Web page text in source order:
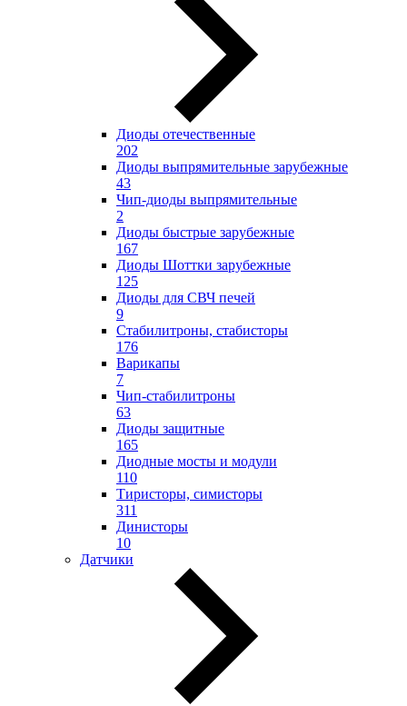
Диоды отечественные
202
Диоды выпрямительные зарубежные
43
Чип-диоды выпрямительные
2
Диоды быстрые зарубежные
167
Диоды Шоттки зарубежные
125
Диоды для СВЧ печей
9
Стабилитроны, стабисторы
176
Варикапы
7
Чип-стабилитроны
63
Диоды защитные
165
Диодные мосты и модули
110
Тиристоры, симисторы
311
Динисторы
10
Датчики